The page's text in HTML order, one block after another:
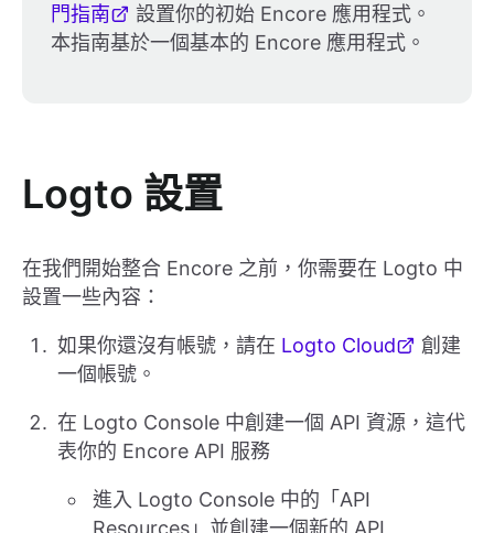
門指南
設置你的初始 Encore 應用程式。
本指南基於一個基本的 Encore 應用程式。
Logto 設置
在我們開始整合 Encore 之前，你需要在 Logto 中
設置一些內容：
如果你還沒有帳號，請在 Logto Cloud
創建
一個帳號。
在 Logto Console 中創建一個 API 資源，這代
表你的 Encore API 服務
進入 Logto Console 中的「API